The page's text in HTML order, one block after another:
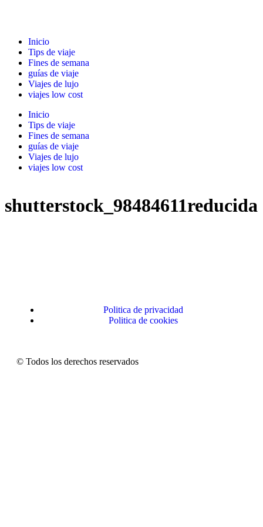
Inicio
Tips de viaje
Fines de semana
guías de viaje
Viajes de lujo
viajes low cost
Inicio
Tips de viaje
Fines de semana
guías de viaje
Viajes de lujo
viajes low cost
shutterstock_98484611reducida
Politica de privacidad
Politica de cookies
© Todos los derechos reservados